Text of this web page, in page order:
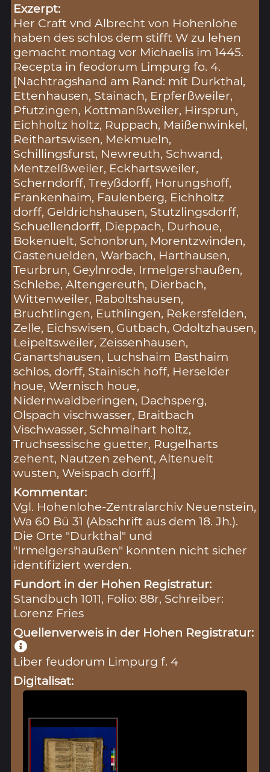
Exzerpt:
Her Craft vnd Albrecht von Hohenlohe
haben des schlos dem stifft W zu lehen
gemacht montag vor Michaelis im 1445.
Recepta in feodorum Limpurg fo. 4.
[Nachtragshand am Rand: mit Durkthal,
Ettenhausen, Stainach, Erpferßweiler,
Pfutzingen, Kottmanßweiler, Hirsprun,
Eichholtz holtz, Ruppach, Maißenwinkel,
Reithartswisen, Mekmueln,
Schillingsfurst, Newreuth, Schwand,
Mentzelßweiler, Eckhartsweiler,
Scherndorff, Treyßdorff, Horungshoff,
Frankenhaim, Faulenberg, Eichholtz
dorff, Geldrichshausen, Stutzlingsdorff,
Schuellendorff, Dieppach, Durhoue,
Bokenuelt, Schonbrun, Morentzwinden,
Gastenuelden, Warbach, Harthausen,
Teurbrun, Geylnrode, Irmelgershaußen,
Schlebe, Altengereuth, Dierbach,
Wittenweiler, Raboltshausen,
Bruchtlingen, Euthlingen, Rekersfelden,
Zelle, Eichswisen, Gutbach, Odoltzhausen,
Leipeltsweiler, Zeissenhausen,
Ganartshausen, Luchshaim Basthaim
schlos, dorff, Stainisch hoff, Herselder
houe, Wernisch houe,
Nidernwaldberingen, Dachsperg,
Olspach vischwasser, Braitbach
Vischwasser, Schmalhart holtz,
Truchsessische guetter, Rugelharts
zehent, Nautzen zehent, Altenuelt
wusten, Weispach dorff.]
Kommentar:
Vgl. Hohenlohe-Zentralarchiv Neuenstein,
Wa 60 Bü 31 (Abschrift aus dem 18. Jh.).
Die Orte "Durkthal" und
"Irmelgershaußen" konnten nicht sicher
identifiziert werden.
Fundort in der Hohen Registratur:
Standbuch 1011, Folio: 88r, Schreiber:
Lorenz Fries
Quellenverweis in der Hohen Registratur:
Liber feudorum Limpurg f. 4
Digitalisat: